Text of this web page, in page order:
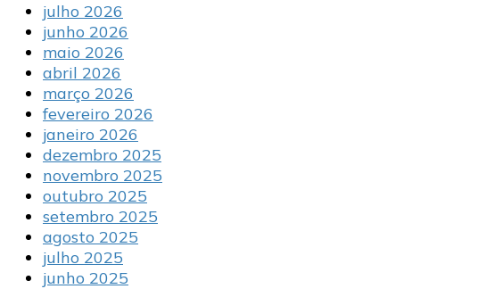
julho 2026
junho 2026
maio 2026
abril 2026
março 2026
fevereiro 2026
janeiro 2026
dezembro 2025
novembro 2025
outubro 2025
setembro 2025
agosto 2025
julho 2025
junho 2025